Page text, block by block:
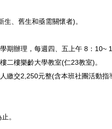
、舊生和亟需關懷者)。
期辦理，每週四、五上午 8：10~
二樓樂齡大學教室(仁23教室)。
繳交2,250元整(含本班社團活動指
。